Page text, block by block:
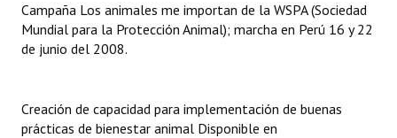
Dictámenes Asesoría Letrada
Actas de Sesión
Ejecución Presupuestaria
Campaña Los animales me importan de la WSPA (Sociedad
Mundial para la Protección Animal); marcha en Perú 16 y 22
de junio del 2008.
Creación de capacidad para implementación de buenas
prácticas de bienestar animal Disponible en